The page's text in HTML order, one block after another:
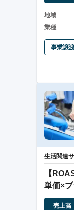
地域
業種
事業譲渡
生活関連
【
単価×
撮影事
売上高